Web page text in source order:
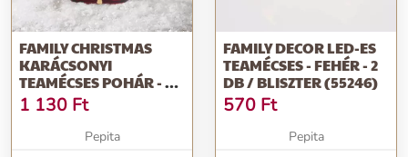
FAMILY CHRISTMAS
KARÁCSONYI
TEAMÉCSES POHÁR - 3
FÉLE (58659)
1 130 Ft
Pepita
FAMILY DECOR LED-ES
TEAMÉCSES - FEHÉR - 2
DB / BLISZTER (55246)
570 Ft
Pepita